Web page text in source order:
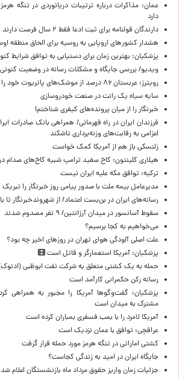
عمان: مذاکرات درباره ترتیبات دریانوردی در تنگه
دارد
دارندگان قولنامه برای ثبت ادعا فقط ۲ سال فرصت دارند
هشدار کشورهای اروپایی به روسیه برای الحاق منطقه
پزشکیان‌: بهترین زمان برای دستیابی به توافق شرایط
ویدیو/ بررسی جایگاه و مشکلات رسانه در وضعیت
رویترز: عربستان ۸۶ درصد از موشک‌های پاتریوت خود را استفاده کرده است
سایه سیاه یک رانت در صنعت خودروسازی
خبرنگار را از میان پرونده‌های کیفری شناختم!
​فرزندان ایران در راه قهرمانی/ همراهی بانک صادرات
اعزامی به رقابت‌های وزنه‌برداری تاشکند
زلنسکی باز هم از آمریکا کمک خواست
هیلاری کلینتون: کاخ سفید ترامپ شبیه کاخ‌های صدام
ترکیه: توافق مکه علیه ایران نیست
مدیرعامل بیمه ملت با صدور پیامی روز خبرنگار را
رسانه‌های ایران در بن‌بست اعتماد/ از شهروندخبرنگار تا
سقوط آسانسور در میدان آرژانتین/ ۹ نفر مصدوم شدند
می‌خواهیم به کجا برسیم؟
علت اصلی آلودگی هوای تهران در روزهای اخیر چه بود؟
پزشکیان: آمریکا استعمارگر و قاتل است
حمله به یک کشتی متعلق به شرکت نفت ابوظبی
رسانه رکن حکمرانی کارآمد است
پزشکیان: گفت‌وگوها آمریکا را مجبور به همراهی
مشترک به میدان است
آمریکا لامرد را با بمب فسفری بمباران کرده است
عراقچی: توافق با عمان نزدیک است
کشتی اماراتی در تنگه هرمز مورد حمله قرار گرفت
جایگاه ایران در امید به زندگی کجاست؟
جزئیات زمان واریز حقوق مرداد ماه بازنشستگان اعلام شد